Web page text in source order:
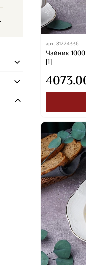
арт.81224336
Чайник
[1]